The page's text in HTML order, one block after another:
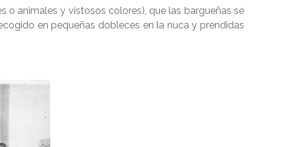
o animales y vistosos colores), que las bargueñas se
en pequeñas dobleces en la nuca y prendidas